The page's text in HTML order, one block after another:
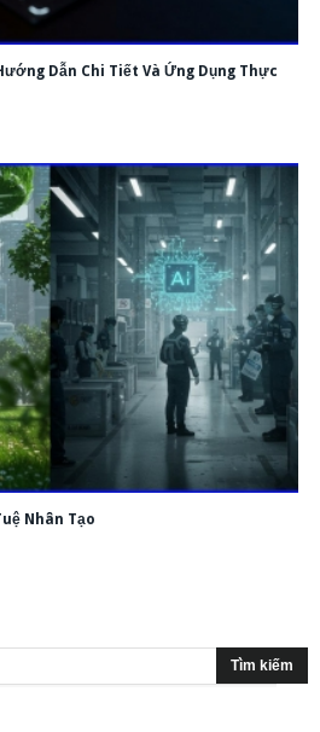
Dẫn Chi Tiết Và Ứng Dụng Thực
Nhân Tạo